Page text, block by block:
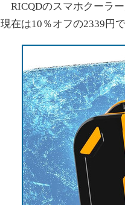
RICQDのスマホクーラー
現在は10％オフの2339円で